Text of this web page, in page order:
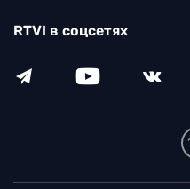
RTVI в соцсетях